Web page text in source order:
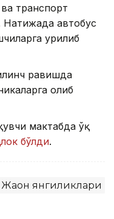
транспорт
Натижада автобус
урилиб
равишда
олиб
мактабда ўқ
бўлди.
Жаҳон янгиликлари